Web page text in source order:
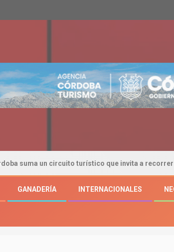
circuito turístico que invita a recorrer su historia y
GANADERÍA INTERNACIONALES